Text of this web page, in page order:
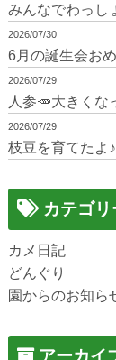
みんなでわっし
2026/07/30
6月の誕生会お
2026/07/29
人参🥕大きくな
2026/07/29
枝豆を育てた
カテゴリ
カメ日記
どんぐり
園からのお知ら
アーカイ